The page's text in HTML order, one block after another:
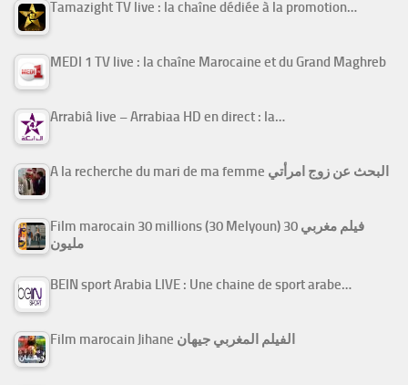
Tamazight TV live : la chaîne dédiée à la promotion…
MEDI 1 TV live : la chaîne Marocaine et du Grand Maghreb
Arrabiâ live – Arrabiaa HD en direct : la…
A la recherche du mari de ma femme البحث عن زوج امرأتي
Film marocain 30 millions (30 Melyoun) فيلم مغربي 30
مليون
BEIN sport Arabia LIVE : Une chaine de sport arabe…
Film marocain Jihane الفيلم المغربي جيهان